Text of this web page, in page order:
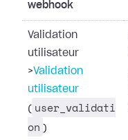
webhook
Validation
utilisateur
>Validation
utilisateur
( user_validati
on )